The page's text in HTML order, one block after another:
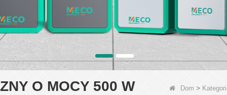
O MOCY 500 W Dom >